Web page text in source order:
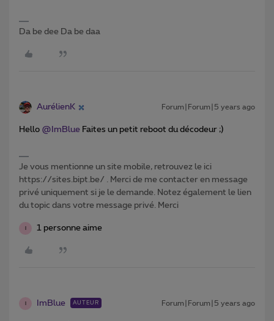
Da be dee Da be daa
AurélienK Forum|Forum|5 years ago
Hello @ImBlue Faites un petit reboot du décodeur ;)
Je vous mentionne un site mobile, retrouvez le ici
https://sites.bipt.be/ . Merci de me contacter en message
privé uniquement si je le demande. Notez également le lien
du topic dans votre message privé. Merci
1 personne aime
ImBlue AUTEUR Forum|Forum|5 years ago